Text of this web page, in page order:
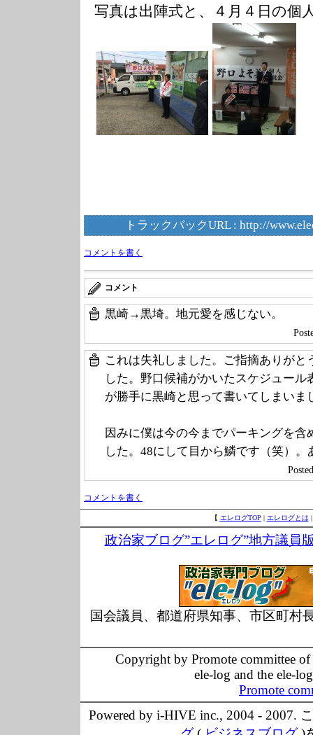
写真は出陣式と、４月４日の個
トラックバックURL : http://
コメントを書く
コメント
黒崎→黒埼。地元愛を感じない。
これは失礼しました。ご指摘ありが
した。野口候補がかいたスケジュー
が勝手に黒崎と思って書いてしまいま
因みに僕は今の今までパーキングを
した。48にして目から鱗です（笑）
コメントを書く
【 エレログTOP | エレログとは
政治家ブログ”エレログ”地方議員
国会議員、都道府県知事、市区町村
Copyright by Promote committee
ele-log and the ele-
Promote
Powered by i-HIVE inc., 2004 - 2007.